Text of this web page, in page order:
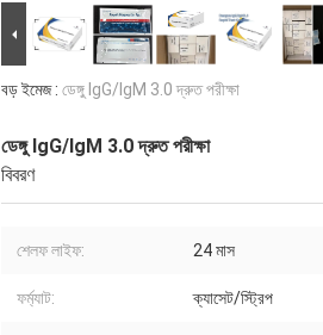
বড় ইমেজ : ডেঙ্গু IgG/IgM 3.0 দ্রুত পরীক্ষা
ডেঙ্গু IgG/IgM 3.0 দ্রুত পরীক্ষা
বিবরণ
শেলফ লাইফ: 24 মাস
ফর্ম্যাট: ক্যাসেট/স্ট্রিপ